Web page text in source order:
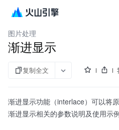
对象存储
图片处理
渐进显示
复制全文
渐进显示功能（interlace）可以将
渐进显示相关的参数说明及使用示例